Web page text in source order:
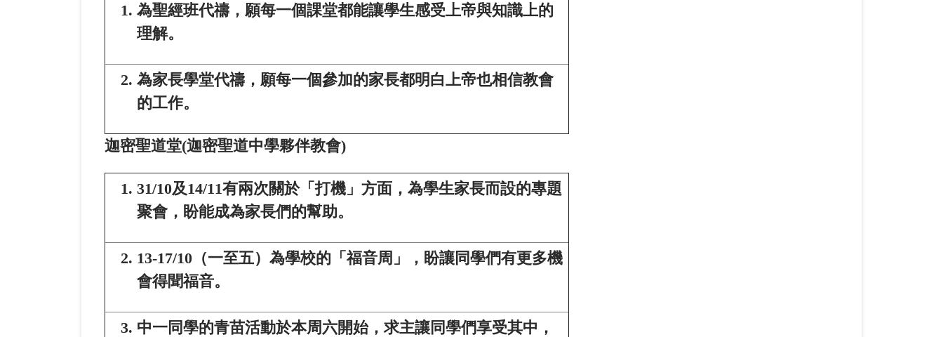
為聖經班代禱，願每一個課堂都能讓學生感受上帝與知識上的
理解。
為家長學堂代禱，願每一個參加的家長都明白上帝也相信教會
的工作。
迦密聖道堂(迦密聖道中學夥伴教會)
31/10及14/11有兩次關於「打機」方面，為學生家長而設的專題
聚會，盼能成為家長們的幫助。
13-17/10（一至五）為學校的「福音周」，盼讓同學們有更多機
會得聞福音。
中一同學的青苗活動於本周六開始，求主讓同學們享受其中，